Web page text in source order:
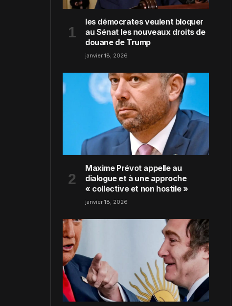
les démocrates veulent bloquer
au Sénat les nouveaux droits de
douane de Trump
janvier 18, 2026
Maxime Prévot appelle au
dialogue et à une approche
« collective et non hostile »
janvier 18, 2026